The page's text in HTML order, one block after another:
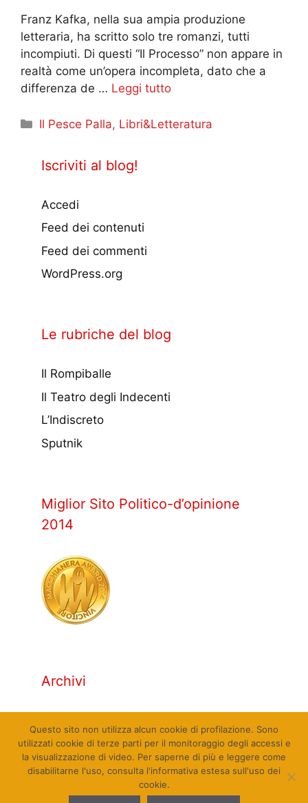
Franz Kafka, nella sua ampia produzione
letteraria, ha scritto solo tre romanzi, tutti
incompiuti. Di questi “Il Processo” non appare in
realtà come un’opera incompleta, dato che a
differenza de … Leggi tutto
Categorie
Il Pesce Palla, Libri&Letteratura
Iscriviti al blog!
Accedi
Feed dei contenuti
Feed dei commenti
WordPress.org
Le rubriche del blog
Il Rompiballe
Il Teatro degli Indecenti
L’Indiscreto
Sputnik
Miglior Sito Politico-d’opinione
2014
Archivi
Questo sito non utilizza alcun cookie di profilazione. Sono
utilizzati cookie di terze parti per il monitoraggio degli accessi e
la visualizzazione di video. Per saperne di più e leggere come
disabilitarne l'uso, consulta l'informativa estesa sull'uso dei
cookie.